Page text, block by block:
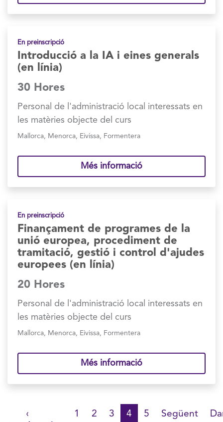
En preinscripció
Introducció a la IA i eines generals
(en línia)
30 Hores
Personal de l'administració local interessats en
les matèries objecte del curs
Mallorca, Menorca, Eivissa, Formentera
Més informació
En preinscripció
Finançament de programes de la
unió europea, procediment de
tramitació, gestió i control d'ajudes
europees (en línia)
20 Hores
Personal de l'administració local interessats en
les matèries objecte del curs
Mallorca, Menorca, Eivissa, Formentera
Més informació
Paginació
Pàgina
‹
Pàgina
1 Pàgina
2 Pàgina
3
Pàgina
4 Pàgina
5
Pàgina
Següent